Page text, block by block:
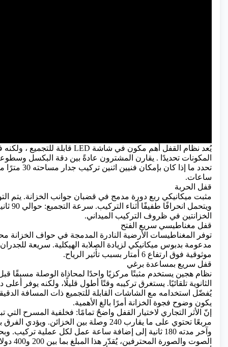
يُعد نظام القفل أهم مكون في شاشة LED قابلة للتجميع
،
المكونات تحديدًا . يقارن المشترون عادةً بين دقة البكسل
ساعات.
قفل الحربة
مثبت ميكانيكي ربع دورة مدمج في قضبان جوانب الخزانة. يتم
ويتحمل
الخزانتين في ظروف التركيب الميداني.
قفل مغناطيسي سريع الفتح
توفر المغناطيسات الأرضية النادرة المدمجة في حواف الخزانة
مدعومة بدبوس ميكانيكي لزيادة الصلابة الهيكلية. سريعة
موثوقية فوق ارتفاع 6 أمتار بسبب تأثير الرياح.
قفل سريع بمساعدة برغي
نظام هجين يستخدم مثبتًا مركزيًا واحدًا لمحاذاة الوصلة مسبقًا
الثانوية تلقائيًا. يستغرق تركيبه وقتًا أطول قليلًا، ولكنه يوفر
يكون وضوح فجوة الخزانة أمرًا بالغ الأهمية.
وآخر مدته 180 ثانية إلى إضافة ساعة عمل لكل عملية
الصوت